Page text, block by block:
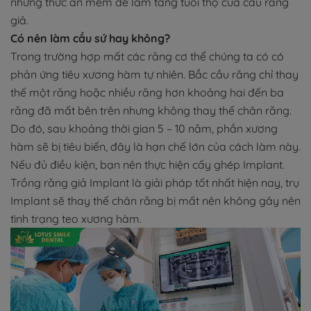
giả.
Có nên làm cầu sứ hay không?
Trong trường hợp mất các răng cơ thể chúng ta có có
phản ứng tiêu xương hàm tự nhiên. Bắc cầu răng chỉ thay
thế một răng hoặc nhiều răng hơn khoảng hai đến ba
răng đã mất bên trên nhưng không thay thế chân răng.
Do đó, sau khoảng thời gian 5 – 10 năm, phần xương
hàm sẽ bị tiêu biến, đây là hạn chế lớn của cách làm này.
Nếu đủ điều kiện, bạn nên thực hiện cấy ghép Implant.
Trồng răng giả Implant là giải pháp tốt nhất hiện nay, trụ
Implant sẽ thay thế chân răng bị mất nên không gây nên
tình trạng teo xương hàm.